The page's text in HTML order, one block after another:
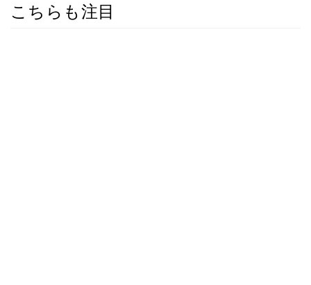
こちらも注目